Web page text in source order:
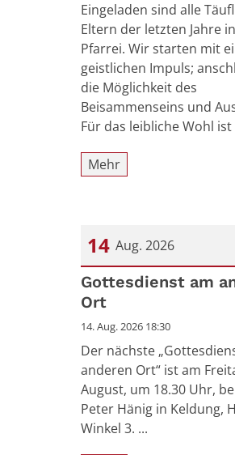
Eingeladen sind alle
Eltern der letzten Jahre
Pfarrei. Wir starten mit
geistlichen Impuls;
die Möglichkeit des
Beisammenseins und
Für das leibliche Wohl ist
Mehr
14 Aug. 2026
Datum: 14. August 2026
Gottesdienst am
Ort
14. Aug. 2026 18:30
Der nächste
anderen Ort“ ist am
August, um 18.30 Uhr,
Peter Hänig in Keldung,
Winkel 3. ...